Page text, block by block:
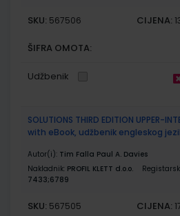
SKU: 567506 CIJENA:
ŠIFRA OMOTA:
Udžbenik
SOLUTIONS THIRD EDITION UPPER-
with eBook, udžbenik engleskog
Autor(i): Tim Falla Paul A. Davies
Nakladnik: PROFIL KLETT d.o.o.
7433;6789
SKU: 567505 CIJENA: